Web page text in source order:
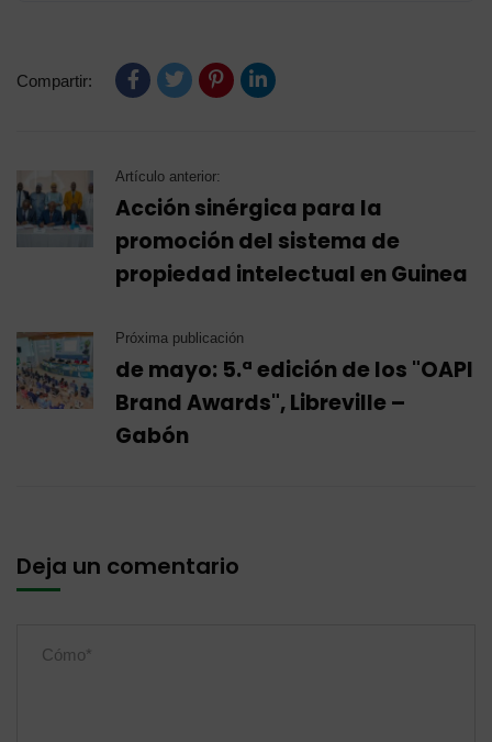
Compartir:
Artículo anterior:
Acción sinérgica para la
promoción del sistema de
propiedad intelectual en Guinea
Próxima publicación
de mayo: 5.ª edición de los "OAPI
Brand Awards", Libreville –
Gabón
Deja un comentario